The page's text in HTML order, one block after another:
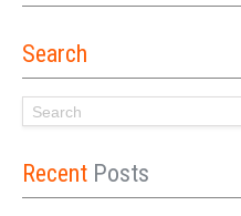
Search
Recent Posts